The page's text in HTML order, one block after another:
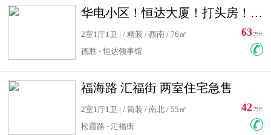
华电小区！恒达大厦！打头房！精装修！可低首付！随时看房！
2室1厅1卫 | / 精装 / 西南 / 76㎡
德胜 - 恒达领事馆
63 万元
福海路 汇福街 两室住宅急售
2室1厅1卫 | / 简装 / 南北 / 55㎡
松霞路 - 汇福街
42 万元